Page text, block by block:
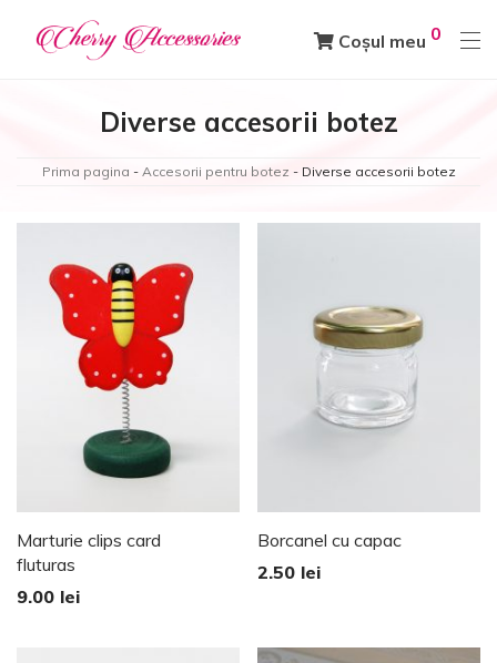
Coșul meu 0
Diverse accesorii botez
Prima pagina - Accesorii pentru botez - Diverse accesorii botez
Marturie clips card
fluturas
9.00 lei
Borcanel cu capac
2.50 lei